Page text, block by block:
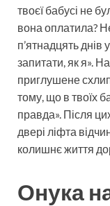
твоєї бабусі не
вона оплатила?
п’ятнадцять
запитати, як я».
приглушене
тому, що в твоїх
правда». Після
двері ліфта
колишнє життя
Онука